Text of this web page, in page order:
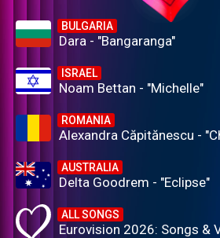
BULGARIA
Dara - "Bangaranga"
ISRAEL
Noam Bettan - "Michelle"
ROMANIA
Alexandra Căpitănescu -
AUSTRALIA
Delta Goodrem - "Eclipse"
ALL SONGS
Eurovision 2026: Songs &